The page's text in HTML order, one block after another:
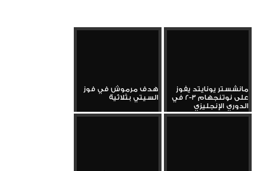
مانشستر يونايتد يفوز
على نوتنجهام 3-2 في
الدوري الإنجليزي
هدف مرموش في فوز
السيتي بثلاثية